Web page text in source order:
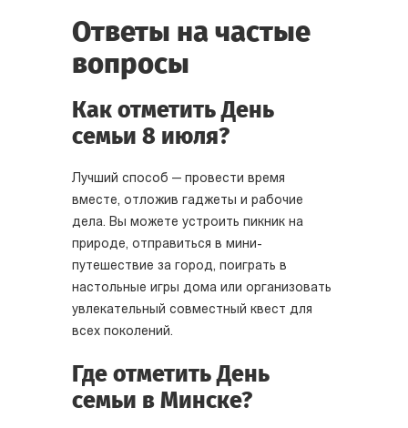
Ответы на частые
вопросы
Как отметить День
семьи 8 июля?
Лучший способ — провести время
вместе, отложив гаджеты и рабочие
дела. Вы можете устроить пикник на
природе, отправиться в мини-
путешествие за город, поиграть в
настольные игры дома или организовать
увлекательный совместный квест для
всех поколений.
Где отметить День
семьи в Минске?